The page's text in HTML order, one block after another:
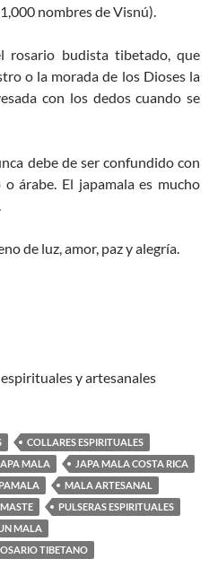
nombres de Visnú).
rosario budista tibetado, que
o la morada de los Dioses la
con los dedos cuando se
debe de ser confundido con
árabe. El japamala es mucho
de luz, amor, paz y alegría.
y artesanales
COLLARES ESPIRITUALES
MALA
JAPA MALA COSTA RICA
MALA ARTESANAL
PULSERAS ESPIRITUALES
MALA
TIBETANO